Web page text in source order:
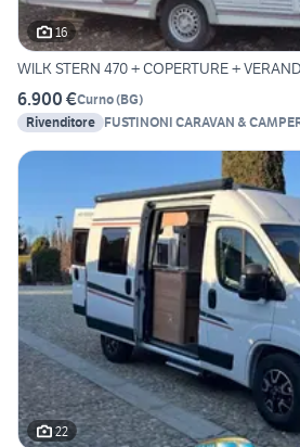
16
WILK STERN 470 + COPERTURE +
6.900 €Curno(BG)
Rivenditore FUSTINONI CARAVAN &
22